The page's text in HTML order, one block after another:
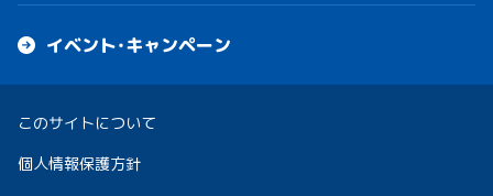
イベント・キャンペーン
このサイトについて
個人情報保護方針